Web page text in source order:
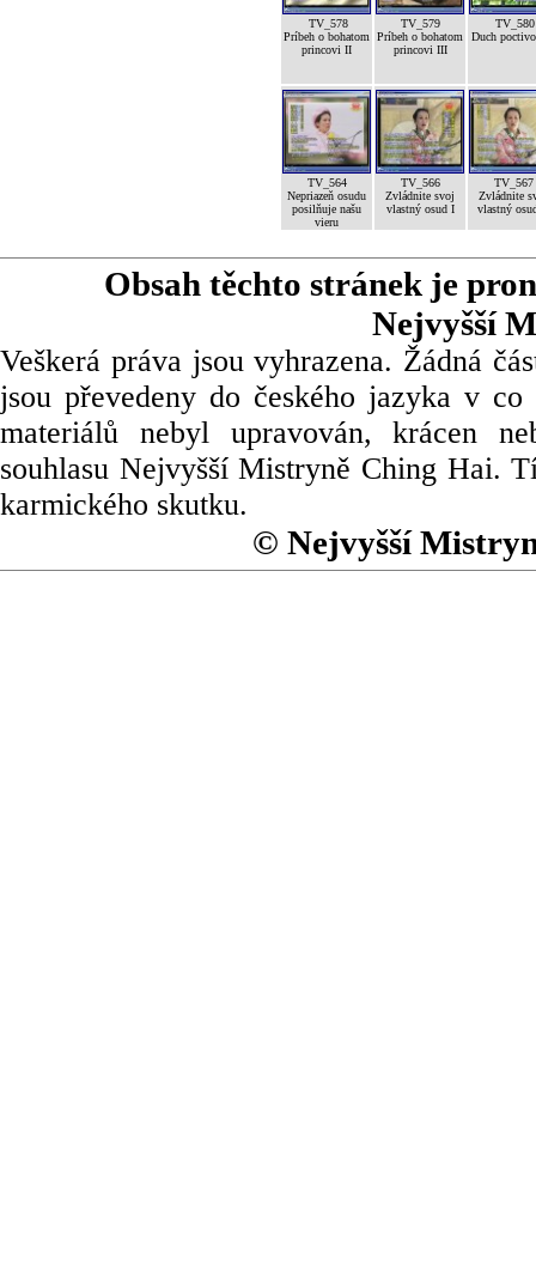
TV_578
Príbeh o bohatom
princovi II
TV_579
Príbeh o bohatom
princovi III
TV_580
Duch
TV_564
Nepriazeň osudu
posilňuje našu
vieru
TV_566
Zvládnite svoj
vlastný osud I
TV_567
Zvládnite
vlastný
Obsah těchto stránek je
Nejvyšší
Veškerá práva jsou vyhrazena. Žádná
jsou převedeny do českého jazyka v
materiálů nebyl upravován, krácen
souhlasu Nejvyšší Mistryně Ching Hai.
karmického skutku.
© Nejvyšší